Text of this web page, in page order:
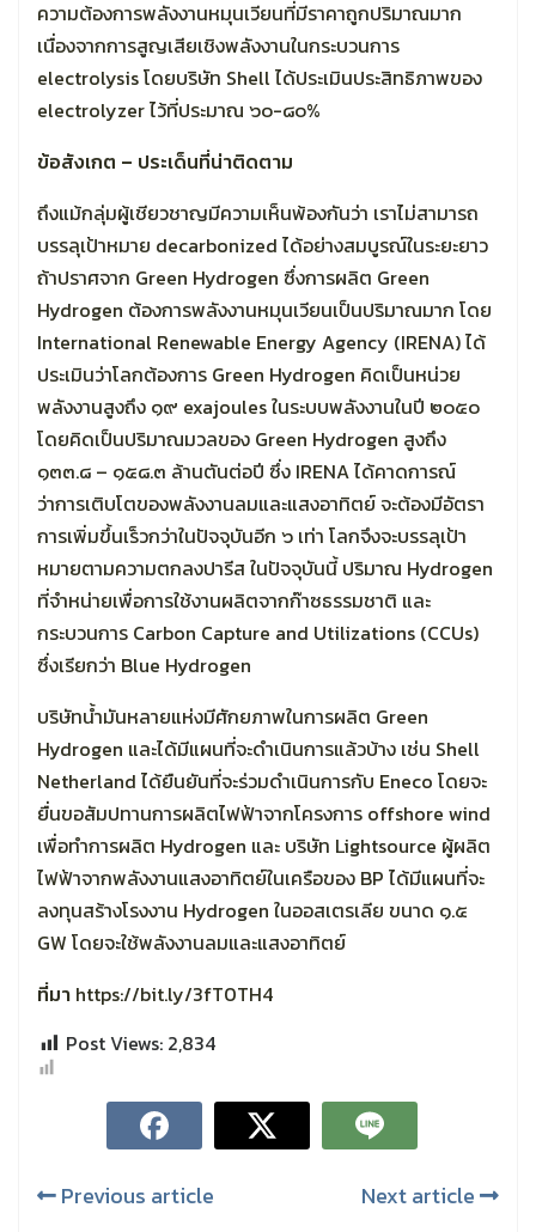
ความต้องการพลังงานหมุนเวียนที่มีราคาถูกปริมาณมาก
เนื่องจากการสูญเสียเชิงพลังงานในกระบวนการ
electrolysis โดยบริษัท Shell ได้ประเมินประสิทธิภาพของ
electrolyzer ไว้ที่ประมาณ ๖๐-๘๐%
ข้อสังเกต – ประเด็นที่น่าติดตาม
ถึงแม้กลุ่มผู้เชียวชาญมีความเห็นพ้องกันว่า เราไม่สามารถ
บรรลุเป้าหมาย decarbonized ได้อย่างสมบูรณ์ในระยะยาว
ถ้าปราศจาก Green Hydrogen ซึ่งการผลิต Green
Hydrogen ต้องการพลังงานหมุนเวียนเป็นปริมาณมาก โดย
International Renewable Energy Agency (IRENA) ได้
ประเมินว่าโลกต้องการ Green Hydrogen คิดเป็นหน่วย
พลังงานสูงถึง ๑๙ exajoules ในระบบพลังงานในปี ๒๐๕๐
โดยคิดเป็นปริมาณมวลของ Green Hydrogen สูงถึง
๑๓๓.๘ – ๑๕๘.๓ ล้านตันต่อปี ซึ่ง IRENA ได้คาดการณ์
ว่าการเติบโตของพลังงานลมและแสงอาทิตย์ จะต้องมีอัตรา
การเพิ่มขึ้นเร็วกว่าในปัจจุบันอีก ๖ เท่า โลกจึงจะบรรลุเป้า
หมายตามความตกลงปารีส ในปัจจุบันนี้ ปริมาณ Hydrogen
ที่จำหน่ายเพื่อการใช้งานผลิตจากก๊าซธรรมชาติ และ
กระบวนการ Carbon Capture and Utilizations (CCUs)
ซึ่งเรียกว่า Blue Hydrogen
บริษัทน้ำมันหลายแห่งมีศักยภาพในการผลิต Green
Hydrogen และได้มีแผนที่จะดำเนินการแล้วบ้าง เช่น Shell
Netherland ได้ยืนยันที่จะร่วมดำเนินการกับ Eneco โดยจะ
ยื่นขอสัมปทานการผลิตไฟฟ้าจากโครงการ offshore wind
เพื่อทำการผลิต Hydrogen และ บริษัท Lightsource ผู้ผลิต
ไฟฟ้าจากพลังงานแสงอาทิตย์ในเครือของ BP ได้มีแผนที่จะ
ลงทุนสร้างโรงงาน Hydrogen ในออสเตรเลีย ขนาด ๑.๕
GW โดยจะใช้พลังงานลมและแสงอาทิตย์
ที่มา https://bit.ly/3fT0TH4
Post Views: 2,834
Previous article Next article